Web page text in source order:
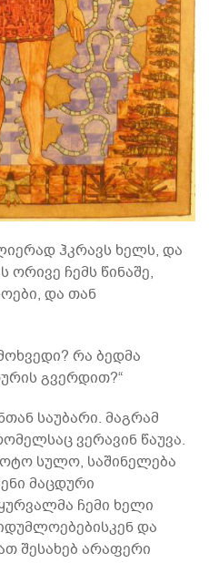
ჰკრავს ხელს, და
ორივე ჩემს წინაშე,
და თან
რა ბედმა
გვერდით?“
საუბარი. მაგრამ
ვერავინ წაუვა.
სულო, საშინელება
მაცდური
ჩემი ხელი
და
შესახებ არაფერი